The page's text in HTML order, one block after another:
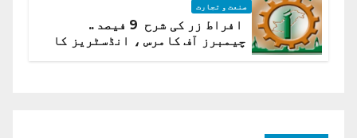
صنعت و تجارت
افراط زر کی شرح 9 فیصد ..
چیمبرز آف کامرس ، انڈسٹریز کا